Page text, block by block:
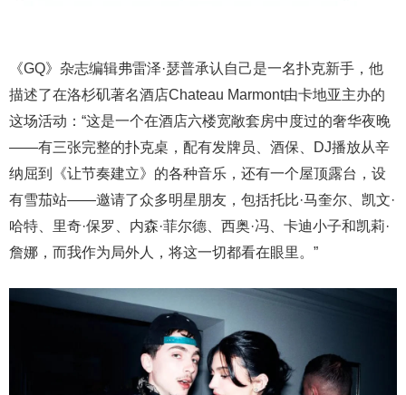
《GQ》杂志编辑弗雷泽·瑟普承认自己是一名扑克新手，他
描述了在洛杉矶著名酒店Chateau Marmont由卡地亚主办的
这场活动：“这是一个在酒店六楼宽敞套房中度过的奢华夜晚
——有三张完整的扑克桌，配有发牌员、酒保、DJ播放从辛
纳屈到《让节奏建立》的各种音乐，还有一个屋顶露台，设
有雪茄站——邀请了众多明星朋友，包括托比·马奎尔、凯文·
哈特、里奇·保罗、内森·菲尔德、西奥·冯、卡迪小子和凯莉·
詹娜，而我作为局外人，将这一切都看在眼里。”